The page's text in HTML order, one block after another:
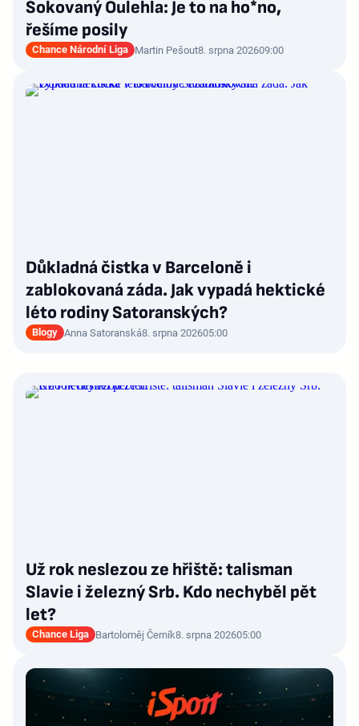
Šokovaný Oulehla: Je to na ho*no,
řešíme posily
Chance Národní Liga Martin Pešout8. srpna 202609:00
Důkladná čistka v Barceloně i
zablokovaná záda. Jak vypadá hektické
léto rodiny Satoranských?
Blogy Anna Satoranská8. srpna 202605:00
Už rok neslezou ze hřiště: talisman
Slavie i železný Srb. Kdo nechyběl pět
let?
Chance Liga Bartoloměj Černík8. srpna 202605:00